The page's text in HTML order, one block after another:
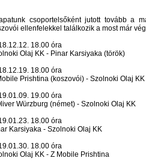
csoportelsőként jutott tovább a
ellenfelekkel találkozik a most már
18.00 óra
Olaj KK - Pinar Karsiyaka (török)
18.00 óra
Prishtina (koszovói) - Szolnoki Olaj KK
19.00 óra
Würzburg (német) - Szolnoki Olaj KK
18.00 óra
Karsiyaka - Szolnoki Olaj KK
18.00 óra
Olaj KK - Z Mobile Prishtina